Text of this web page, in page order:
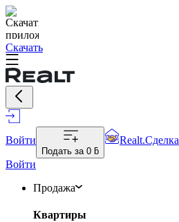
Скачать
Войти
Подать за 0 ƃ
Realt.Сделка
Войти
Продажа
Квартиры